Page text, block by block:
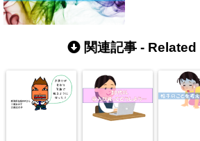
関連記事 -